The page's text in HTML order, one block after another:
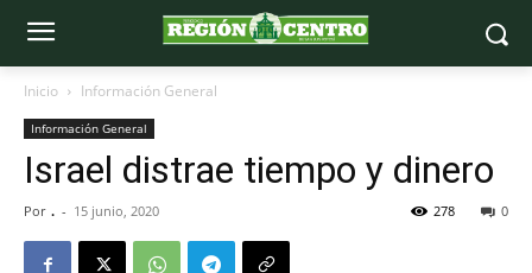
Inicio Información General
Información General
Israel distrae tiempo y dinero
Por . - 15 junio, 2020 0
278